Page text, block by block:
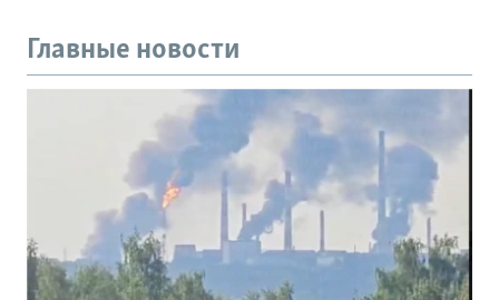
Главные новости